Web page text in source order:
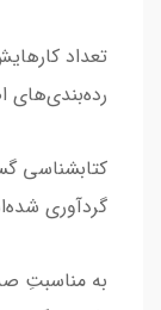
تعداد
کتابشناسی
گردآوری